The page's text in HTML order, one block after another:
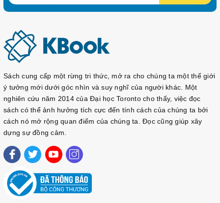
Sách cung cấp một rừng tri thức, mở ra cho chúng ta một thế giới
ý tưởng mới dưới góc nhìn và suy nghĩ của người khác. Một
nghiên cứu năm 2014 của Đại học Toronto cho thấy, việc đọc
sách có thể ảnh hưởng tích cực đến tính cách của chúng ta bởi
cách nó mở rộng quan điểm của chúng ta. Đọc cũng giúp xây
dựng sự đồng cảm.